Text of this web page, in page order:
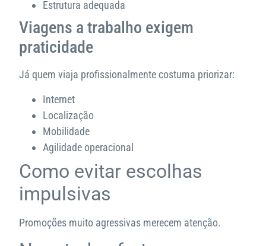
Estrutura adequada
Viagens a trabalho exigem
praticidade
Já quem viaja profissionalmente costuma priorizar:
Internet
Localização
Mobilidade
Agilidade operacional
Como evitar escolhas
impulsivas
Promoções muito agressivas merecem atenção.